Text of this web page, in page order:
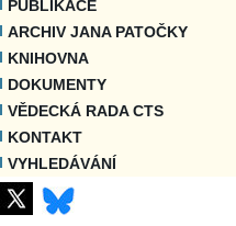
PUBLIKACE
ARCHIV JANA PATOČKY
KNIHOVNA
DOKUMENTY
VĚDECKÁ RADA CTS
KONTAKT
VYHLEDÁVÁNÍ